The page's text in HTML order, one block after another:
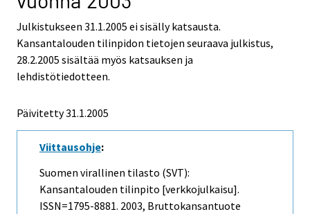
Julkistukseen 31.1.2005 ei sisälly katsausta.
Kansantalouden tilinpidon tietojen seuraava julkistus,
28.2.2005 sisältää myös katsauksen ja
lehdistötiedotteen.
Päivitetty31.1.2005
Viittausohje:
Suomen virallinen tilasto (SVT):
Kansantalouden tilinpito [verkkojulkaisu].
ISSN=1795-8881. 2003, Bruttokansantuote